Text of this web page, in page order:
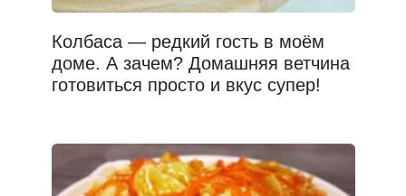
Колбаса — редкий гость в моём
доме. А зачем? Домашняя ветчина
готовиться просто и вкус супер!